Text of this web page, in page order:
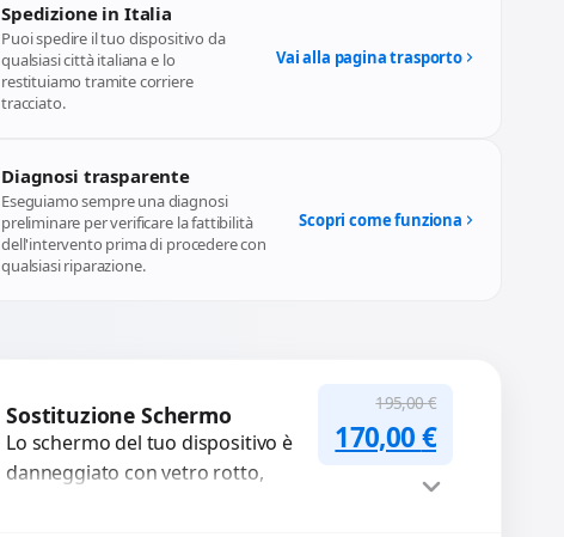
Spedizione in Italia
Puoi spedire il tuo dispositivo da
qualsiasi città italiana e lo
restituiamo tramite corriere
tracciato.
Vai alla pagina trasporto
Diagnosi trasparente
Eseguiamo sempre una diagnosi
preliminare per verificare la fattibilità
dell'intervento prima di procedere con
qualsiasi riparazione.
Scopri come funziona
Sostituzione Schermo
Lo schermo del tuo dispositivo è
danneggiato con vetro rotto,
195,00€
Il prezzo originale
170,00€Il prezzo